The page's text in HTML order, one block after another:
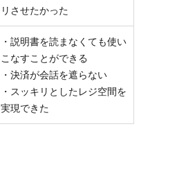
リさせたかった
・説明書を読まなくても使い
こなすことができる
・決済が会話を遮らない
・スッキリとしたレジ空間を
実現できた